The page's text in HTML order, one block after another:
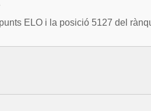
ELO i la posició 5127 del